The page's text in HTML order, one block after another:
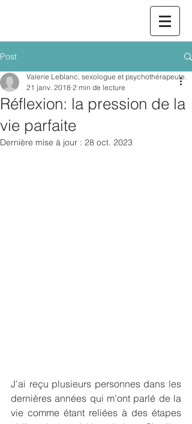
Post
Réflexion: la pression de la
vie parfaite
Valerie Leblanc, sexologue et psychothérapeute.
21 janv. 2018 2 min de lecture
Dernière mise à jour : 28 oct. 2023
J’ai reçu plusieurs personnes dans les
dernières années qui m’ont parlé de la
vie comme étant reliées à des étapes